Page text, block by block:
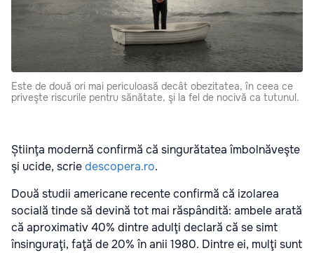
Este de două ori mai periculoasă decât obezitatea, în ceea ce
priveşte riscurile pentru sănătate, şi la fel de nocivă ca tutunul.
Știinţa modernă confirmă că singurătatea îmbolnăveşte
şi ucide, scriedescopera.ro.
Două studii americane recente confirmă că izolarea
socială tinde să devină tot mai răspândită: ambele arată
că aproximativ 40% dintre adulţi declară că se simt
însinguraţi, faţă de 20% în anii 1980. Dintre ei, mulţi sunt